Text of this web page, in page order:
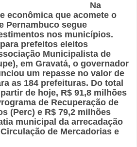
Na
econômica que acomete o
Pernambuco segue
nos municípios.
prefeitos eleitos
Municipalista de
em Gravatá, o governador
um repasse no valor de
as 184 prefeituras. Do total
de hoje, R$ 91,8 milhões
de Recuperação de
(Perc) e R$ 79,2 milhões
municipal da arrecadação
de Mercadorias e